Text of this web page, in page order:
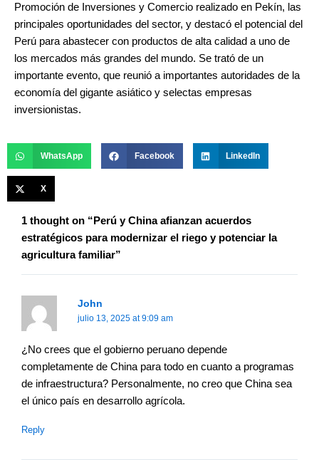
Promoción de Inversiones y Comercio realizado en Pekín, las
principales oportunidades del sector, y destacó el potencial del
Perú para abastecer con productos de alta calidad a uno de
los mercados más grandes del mundo. Se trató de un
importante evento, que reunió a importantes autoridades de la
economía del gigante asiático y selectas empresas
inversionistas.
WhatsApp Facebook LinkedIn
X
1 thought on “Perú y China afianzan acuerdos
estratégicos para modernizar el riego y potenciar la
agricultura familiar”
John
julio 13, 2025 at 9:09 am
¿No crees que el gobierno peruano depende
completamente de China para todo en cuanto a programas
de infraestructura? Personalmente, no creo que China sea
el único país en desarrollo agrícola.
Reply